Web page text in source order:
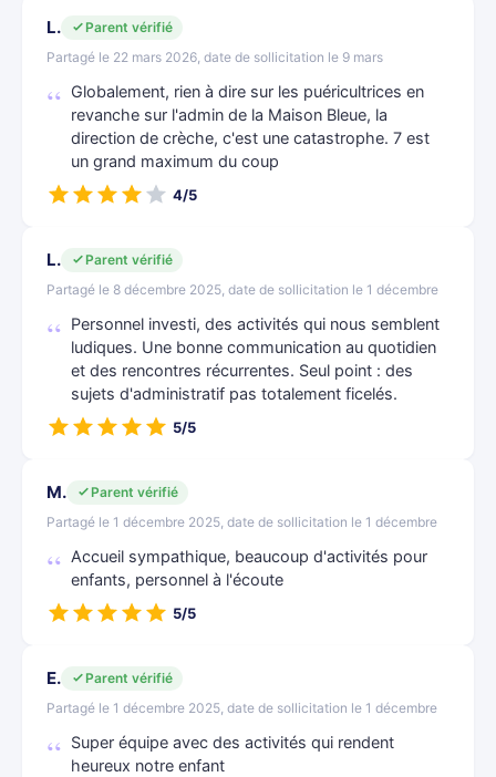
L.
Parent vérifié
Partagé le 22 mars 2026, date de sollicitation le 9 mars
Globalement, rien à dire sur les puéricultrices en
revanche sur l'admin de la Maison Bleue, la
direction de crèche, c'est une catastrophe. 7 est
un grand maximum du coup
4/5
L.
Parent vérifié
Partagé le 8 décembre 2025, date de sollicitation le 1 décembre
Personnel investi, des activités qui nous semblent
ludiques. Une bonne communication au quotidien
et des rencontres récurrentes. Seul point : des
sujets d'administratif pas totalement ficelés.
5/5
M.
Parent vérifié
Partagé le 1 décembre 2025, date de sollicitation le 1 décembre
Accueil sympathique, beaucoup d'activités pour
enfants, personnel à l'écoute
5/5
E.
Parent vérifié
Partagé le 1 décembre 2025, date de sollicitation le 1 décembre
Super équipe avec des activités qui rendent
heureux notre enfant